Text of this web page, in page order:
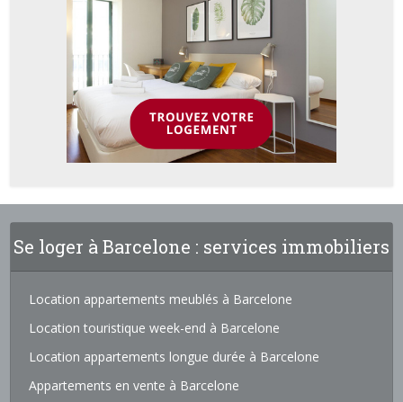
Se loger à Barcelone : services immobiliers
Location appartements meublés à Barcelone
Location touristique week-end à Barcelone
Location appartements longue durée à Barcelone
Appartements en vente à Barcelone